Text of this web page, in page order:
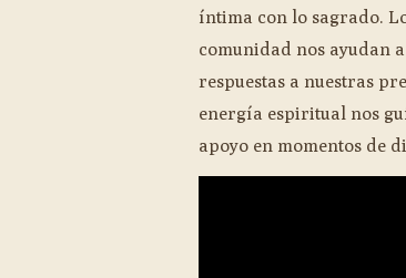
íntima con lo sagrado.
comunidad nos ayudan
respuestas a nuestras
energía espiritual nos
apoyo en momentos de